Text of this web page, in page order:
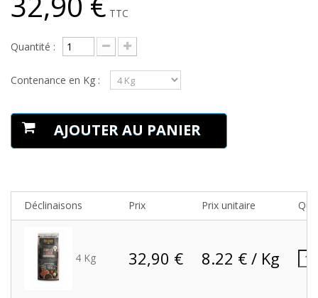
TTC
Quantité :
Contenance en Kg :
AJOUTER AU PANIER
Déclinaisons Prix Prix unitaire
4 Kg 32,90 € 8.22 € / Kg